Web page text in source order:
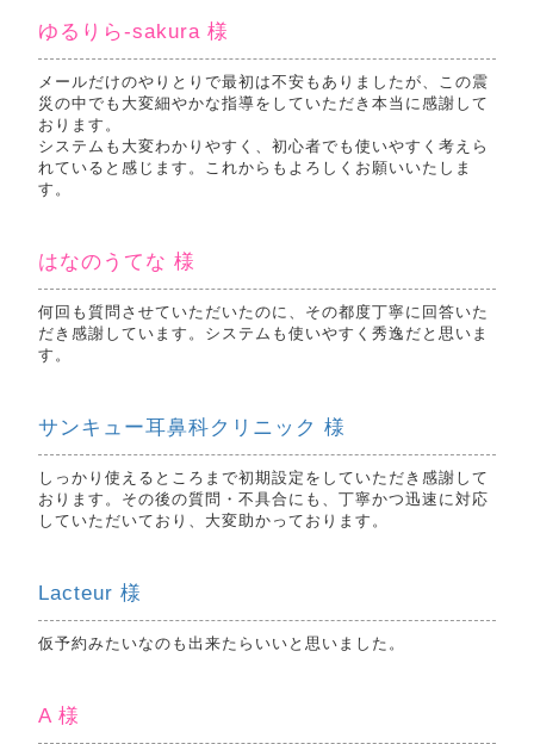
ゆるりら-sakura 様
メールだけのやりとりで最初は不安もありましたが、この震
災の中でも大変細やかな指導をしていただき本当に感謝して
おります。
システムも大変わかりやすく、初心者でも使いやすく考えら
れていると感じます。これからもよろしくお願いいたしま
す。
はなのうてな 様
何回も質問させていただいたのに、その都度丁寧に回答いた
だき感謝しています。システムも使いやすく秀逸だと思いま
す。
サンキュー耳鼻科クリニック 様
しっかり使えるところまで初期設定をしていただき感謝して
おります。その後の質問・不具合にも、丁寧かつ迅速に対応
していただいており、大変助かっております。
Lacteur 様
仮予約みたいなのも出来たらいいと思いました。
A 様